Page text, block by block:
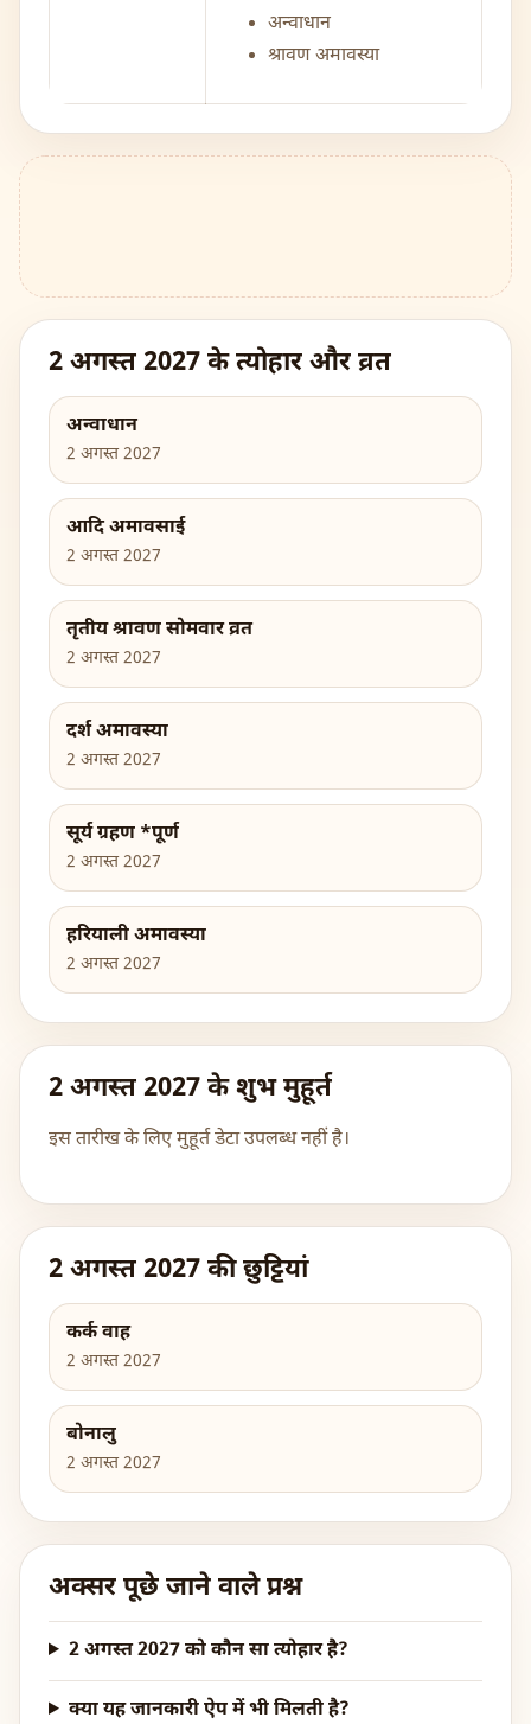
अन्वाधान
श्रावण अमावस्या
2 अगस्त 2027 के त्योहार और व्रत
अन्वाधान
2 अगस्त 2027
आदि अमावसाई
2 अगस्त 2027
तृतीय श्रावण सोमवार व्रत
2 अगस्त 2027
दर्श अमावस्या
2 अगस्त 2027
सूर्य ग्रहण *पूर्ण
2 अगस्त 2027
हरियाली अमावस्या
2 अगस्त 2027
2 अगस्त 2027 के शुभ मुहूर्त
इस तारीख के लिए मुहूर्त डेटा उपलब्ध नहीं है।
2 अगस्त 2027 की छुट्टियां
कर्क वाह
2 अगस्त 2027
बोनालु
2 अगस्त 2027
अक्सर पूछे जाने वाले प्रश्न
2 अगस्त 2027 को कौन सा त्योहार है?
क्या यह जानकारी ऐप में भी मिलती है?